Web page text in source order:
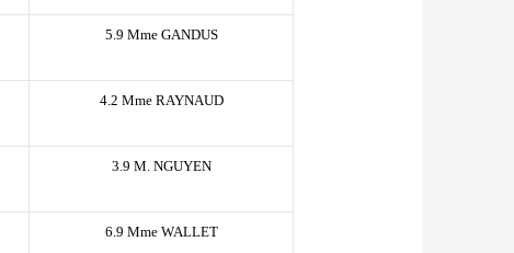
5.9 Mme GANDUS
4.2 Mme RAYNAUD
3.9 M. NGUYEN
6.9 Mme WALLET